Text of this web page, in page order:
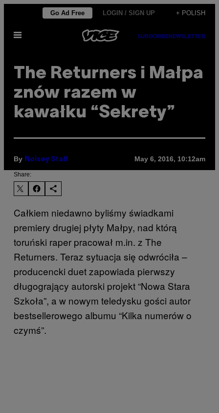
content
Go Ad Free LOGIN / SIGN UP + POLISH
Open
SUBSCRIBENEWSLETTER
The Returners i Małpa
znów razem w
kawałku “Sekrety”
By Noisey Staff May 6, 2016, 10:12am
Share:
Całkiem niedawno byliśmy świadkami
premiery drugiej płyty Małpy, nad którą
toruński raper pracował m.in. z The
Returners. Teraz sytuacja się odwróciła –
producencki duet zapowiada pierwszy
długogrający autorski projekt “Nowa Stara
Szkoła”, a w nowym teledysku gości autor
bestsellerowego albumu “Kilka numerów o
czymś”.